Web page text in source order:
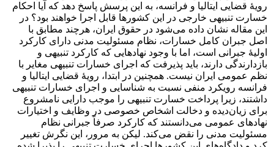
رویۀ قضایی ایتالیا و فرانسه، به این پرسش پاسخ دهد که آیا احکام
خسارت تنبیهی خارجی در این کشورها قابل اجرا خواهند بود؟ در
این مقاله نشان داده می‌شود در حقوق ایران، هرچند مطابق با
اصل جبران کامل خسارات، نظام مسئولیت مدنی دارای کارکرد
اولیۀ جبرانی است، اما با وجود نهادهایی که کارکرد تنبیهی و
بازدارندگی دارند، باید پذیرفت که اجرای خسارات تنبیهی مغایر با
نظم عمومی ایران نیست. همچنین در ابتدا، رویۀ قضایی ایتالیا و
فرانسه رویکرد منفی نسبت به شناسایی و اجرای خسارات تنبیهی
داشتند، زیرا پرداخت خسارت تنبیهی را موجب دارایی نامشروع
برای زیان‌دیده و دخالت اشخاص خصوصی در وظایف و اختیارات
نهادهای عمومی می‌دانستند که کارکرد صرفاً جبرانی نظام
مسئولیت مدنی را نقض می‌کند. لیکن به مرور، این نگرش تغییر